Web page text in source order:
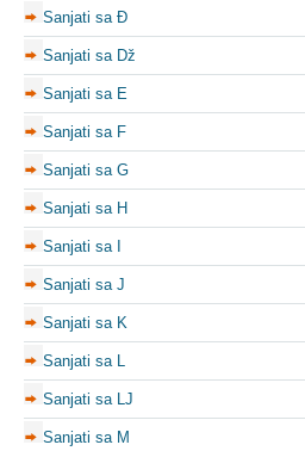
Sanjati sa Đ
Sanjati sa Dž
Sanjati sa E
Sanjati sa F
Sanjati sa G
Sanjati sa H
Sanjati sa I
Sanjati sa J
Sanjati sa K
Sanjati sa L
Sanjati sa LJ
Sanjati sa M